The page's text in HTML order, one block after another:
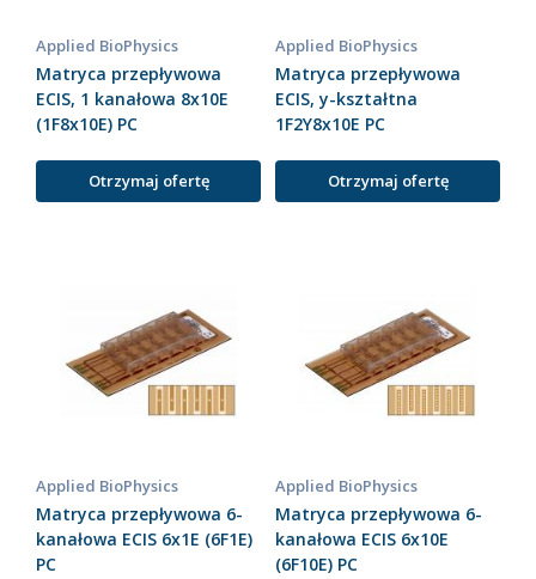
Applied BioPhysics
Matryca przepływowa
ECIS, 1 kanałowa 8x10E
(1F8x10E) PC
Otrzymaj ofertę
Applied BioPhysics
Matryca przepływowa
ECIS, y-kształtna
1F2Y8x10E PC
Otrzymaj ofertę
Applied BioPhysics
Matryca przepływowa 6-
kanałowa ECIS 6x1E (6F1E)
PC
Applied BioPhysics
Matryca przepływowa 6-
kanałowa ECIS 6x10E
(6F10E) PC